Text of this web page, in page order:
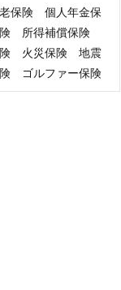
保険 個人年金保
所得補償保険
険 火災保険 地震
ゴルファー保険